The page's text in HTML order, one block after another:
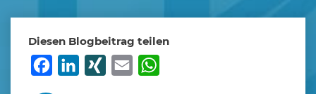
Diesen Blogbeitrag teilen
FacebookLinkedIn
XING Email